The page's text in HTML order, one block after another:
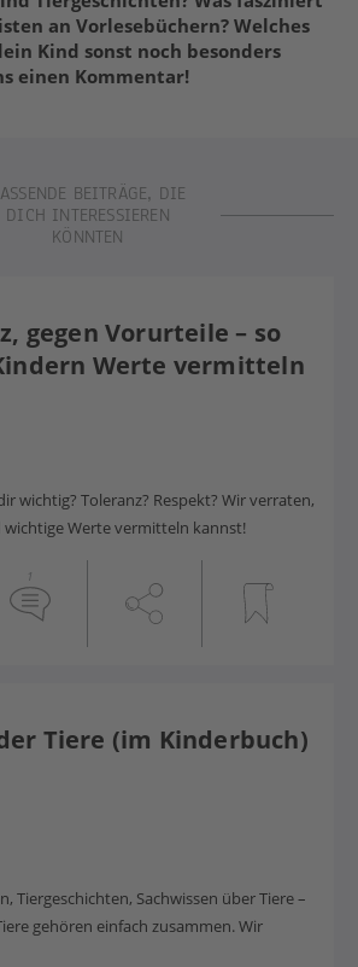
an Vorlesebüchern? Welches
Kind sonst noch besonders
einen Kommentar!
BEITRÄGE, DIE
DICH INTERESSIEREN
KÖNNTEN
gegen Vorurteile – so
Werte vermitteln
wichtig? Toleranz? Respekt? Wir verraten,
wichtige Werte vermitteln kannst!
1
Tiere (im Kinderbuch)
Tiergeschichten, Sachwissen über Tiere –
gehören einfach zusammen. Wir